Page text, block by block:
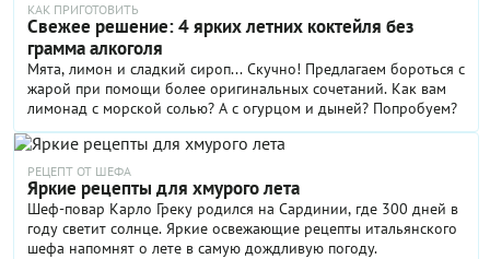
КАК ПРИГОТОВИТЬ
Свежее решение: 4 ярких летних коктейля без
грамма алкоголя
Мята, лимон и сладкий сироп... Скучно! Предлагаем бороться с
жарой при помощи более оригинальных сочетаний. Как вам
лимонад с морской солью? А с огурцом и дыней? Попробуем?
РЕЦЕПТ ОТ ШЕФА
Яркие рецепты для хмурого лета
Шеф-повар Карло Греку родился на Сардинии, где 300 дней в
году светит солнце. Яркие освежающие рецепты итальянского
шефа напомнят о лете в самую дождливую погоду.